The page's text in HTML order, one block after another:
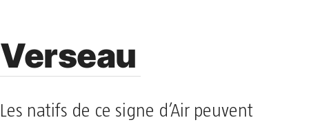
Verseau
Les natifs de ce signe d’Air peuvent